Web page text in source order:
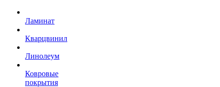
Ламинат
Кварцвинил
Линолеум
Ковровые
покрытия